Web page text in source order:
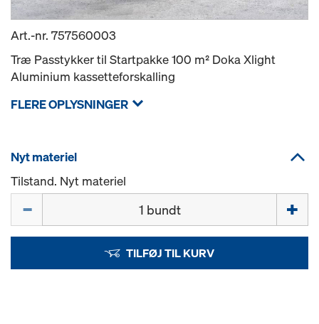
Art.-nr. 757560003
Træ Passtykker til Startpakke 100 m² Doka Xlight
Aluminium kassetteforskalling
FLERE OPLYSNINGER
Nyt materiel
Tilstand. Nyt materiel
TILFØJ TIL KURV